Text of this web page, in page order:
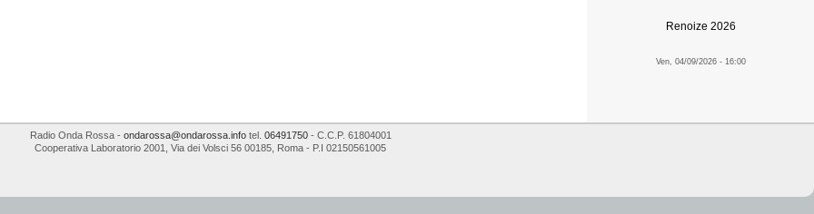
Renoize 2026
Ven, 04/09/2026 - 16:00
Radio Onda Rossa- ondarossa@ondarossa.infotel. 06491750- C.C.P. 61804001
Cooperativa Laboratorio 2001
Via dei Volsci 56 00185 Roma - P.I 02150561005